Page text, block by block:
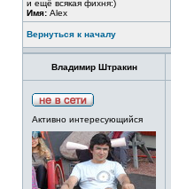
и ещё всякая фихня:)
Имя: Alex
Вернуться к началу
Владимир Штракин
Активно интересующийся